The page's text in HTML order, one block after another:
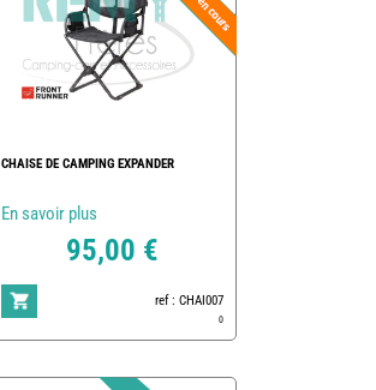
CHAISE DE CAMPING EXPANDER
En savoir plus
95,00 €
ref : CHAI007
0